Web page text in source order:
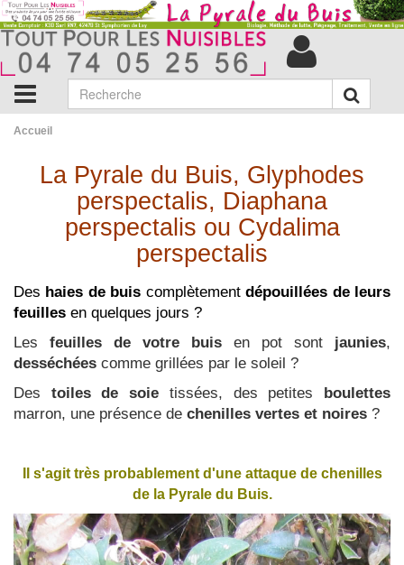
Accueil
La Pyrale du Buis, Glyphodes
perspectalis, Diaphana
perspectalis ou Cydalima
perspectalis
Des haies de buis complètementdépouillées de leurs
feuilles en quelques jours ?
Les feuilles de votre buis en pot sont jaunies,
desséchées comme grillées par le soleil ?
Des toiles de soie tissées, des petites boulettes
marron, une présence de chenilles vertes et noires ?
Il s'agit très probablement d'une attaque de chenilles
de la Pyrale du Buis.